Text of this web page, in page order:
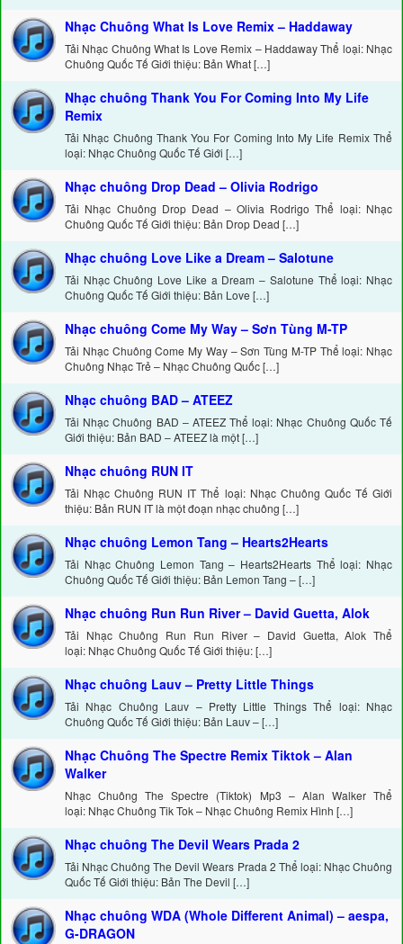
Nhạc Chuông What Is Love Remix – Haddaway
Tải Nhạc Chuông What Is Love Remix – Haddaway Thể loại: Nhạc
Chuông Quốc Tế Giới thiệu: Bản What […]
Nhạc chuông Thank You For Coming Into My Life
Remix
Tải Nhạc Chuông Thank You For Coming Into My Life Remix Thể
loại: Nhạc Chuông Quốc Tế Giới […]
Nhạc chuông Drop Dead – Olivia Rodrigo
Tải Nhạc Chuông Drop Dead – Olivia Rodrigo Thể loại: Nhạc
Chuông Quốc Tế Giới thiệu: Bản Drop Dead […]
Nhạc chuông Love Like a Dream – Salotune
Tải Nhạc Chuông Love Like a Dream – Salotune Thể loại: Nhạc
Chuông Quốc Tế Giới thiệu: Bản Love […]
Nhạc chuông Come My Way – Sơn Tùng M-TP
Tải Nhạc Chuông Come My Way – Sơn Tùng M-TP Thể loại: Nhạc
Chuông Nhạc Trẻ – Nhạc Chuông Quốc […]
Nhạc chuông BAD – ATEEZ
Tải Nhạc Chuông BAD – ATEEZ Thể loại: Nhạc Chuông Quốc Tế
Giới thiệu: Bản BAD – ATEEZ là một […]
Nhạc chuông RUN IT
Tải Nhạc Chuông RUN IT Thể loại: Nhạc Chuông Quốc Tế Giới
thiệu: Bản RUN IT là một đoạn nhạc chuông […]
Nhạc chuông Lemon Tang – Hearts2Hearts
Tải Nhạc Chuông Lemon Tang – Hearts2Hearts Thể loại: Nhạc
Chuông Quốc Tế Giới thiệu: Bản Lemon Tang – […]
Nhạc chuông Run Run River – David Guetta, Alok
Tải Nhạc Chuông Run Run River – David Guetta, Alok Thể
loại: Nhạc Chuông Quốc Tế Giới thiệu: […]
Nhạc chuông Lauv – Pretty Little Things
Tải Nhạc Chuông Lauv – Pretty Little Things Thể loại: Nhạc
Chuông Quốc Tế Giới thiệu: Bản Lauv – […]
Nhạc Chuông The Spectre Remix Tiktok – Alan
Walker
Nhạc Chuông The Spectre (Tiktok) Mp3 – Alan Walker Thể
loại: Nhạc Chuông Tik Tok – Nhạc Chuông Remix Hình […]
Nhạc chuông The Devil Wears Prada 2
Tải Nhạc Chuông The Devil Wears Prada 2 Thể loại: Nhạc Chuông
Quốc Tế Giới thiệu: Bản The Devil […]
Nhạc chuông WDA (Whole Different Animal) – aespa,
G-DRAGON